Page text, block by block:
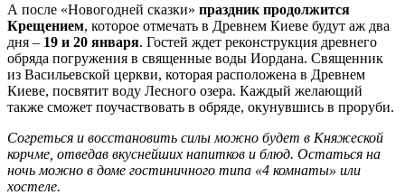
А после «Новогодней сказки» праздник продолжится
Крещением, которое отмечать в Древнем Киеве будут аж два
дня – 19 и 20 января. Гостей ждет реконструкция древнего
обряда погружения в священные воды Иордана. Священник
из Васильевской церкви, которая расположена в Древнем
Киеве, посвятит воду Лесного озера. Каждый желающий
также сможет поучаствовать в обряде, окунувшись в проруби.
Согреться и восстановить силы можно будет в Княжеской
корчме, отведав вкуснейших напитков и блюд. Остаться на
ночь можно в доме гостиничного типа «4 комнаты» или
хостеле.